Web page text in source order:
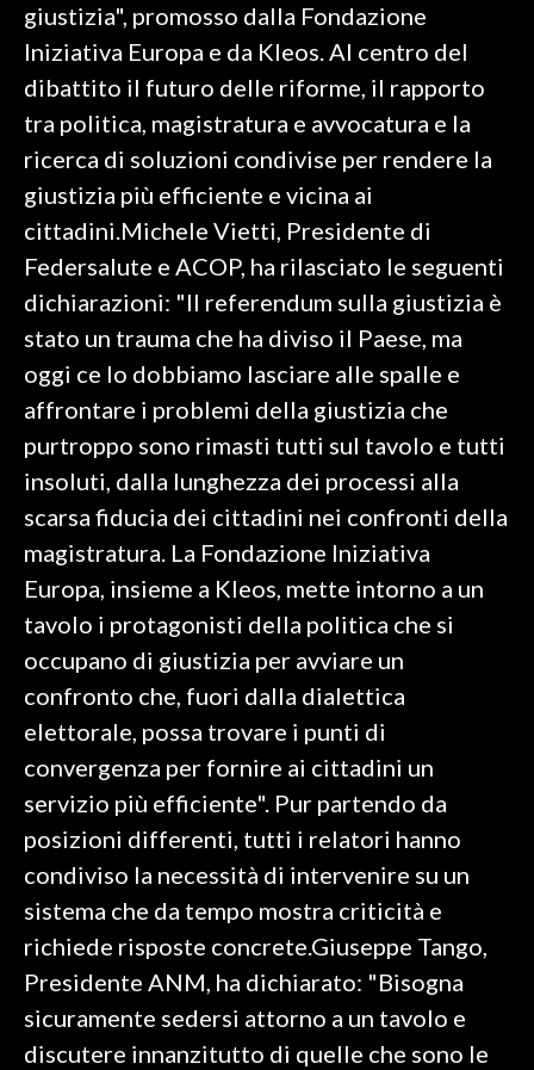
SPETTACOLI
GOSSIP
SALUTE
SARDEGNA TURISMO
#CARAUNIONE
3 MINUTI CON
INSULARITÀ
INFO AZIENDE
ABBONATI
ANNUNCI
NECROLOGI
PUBBLICITÀ
SPIAGGE
STORE
giustizia", promosso dalla Fondazione
Iniziativa Europa e da Kleos. Al centro del
dibattito il futuro delle riforme, il rapporto
tra politica, magistratura e avvocatura e la
ricerca di soluzioni condivise per rendere la
giustizia più efficiente e vicina ai
cittadini.Michele Vietti, Presidente di
Federsalute e ACOP, ha rilasciato le seguenti
dichiarazioni: "Il referendum sulla giustizia è
stato un trauma che ha diviso il Paese, ma
oggi ce lo dobbiamo lasciare alle spalle e
affrontare i problemi della giustizia che
purtroppo sono rimasti tutti sul tavolo e tutti
insoluti, dalla lunghezza dei processi alla
scarsa fiducia dei cittadini nei confronti della
magistratura. La Fondazione Iniziativa
Europa, insieme a Kleos, mette intorno a un
tavolo i protagonisti della politica che si
occupano di giustizia per avviare un
confronto che, fuori dalla dialettica
elettorale, possa trovare i punti di
convergenza per fornire ai cittadini un
servizio più efficiente". Pur partendo da
posizioni differenti, tutti i relatori hanno
condiviso la necessità di intervenire su un
sistema che da tempo mostra criticità e
richiede risposte concrete.Giuseppe Tango,
Presidente ANM, ha dichiarato: "Bisogna
sicuramente sedersi attorno a un tavolo e
discutere innanzitutto di quelle che sono le